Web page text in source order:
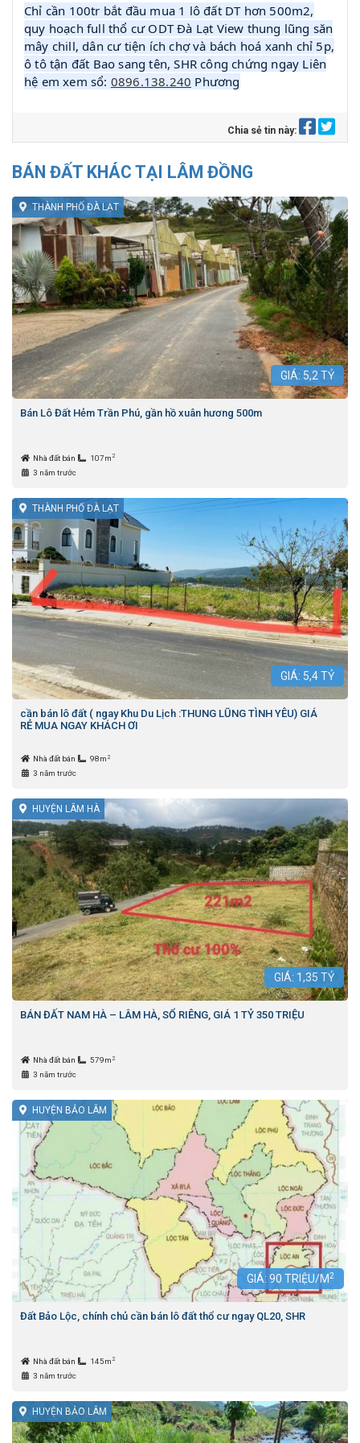
Chỉ cần 100tr bắt đầu mua 1 lô đất DT hơn 500m2,
quy hoạch full thổ cư ODT Đà Lạt View thung lũng săn
mây chill, dân cư tiện ích chợ và bách hoá xanh chỉ 5p,
ô tô tận đất Bao sang tên, SHR công chứng ngay Liên
hệ em xem sổ: 0896.138.240 Phương
Chia sẻ tin này:
BÁN ĐẤT KHÁC TẠI LÂM ĐỒNG
THÀNH PHỐ ĐÀ LẠT
GIÁ: 5,2 TỶ
Bán Lô Đất Hẻm Trần Phú, gần hồ xuân hương 500m
Nhà đất bán 107m 2
3 năm trước
THÀNH PHỐ ĐÀ LẠT
GIÁ: 5,4TỶ
cần bán lô đất ( ngay Khu Du Lịch :THUNG LŨNG TÌNH YÊU) GIÁ
RẺ MUA NGAY KHÁCH ƠI
Nhà đất bán 98m 2
3 năm trước
HUYỆN LÂM HÀ
GIÁ: 1,35 TỶ
BÁN ĐẤT NAM HÀ – LÂM HÀ, SỔ RIÊNG, GIÁ 1 TỶ 350 TRIỆU
Nhà đất bán 579m 2
3 năm trước
HUYỆN BẢO LÂM
GIÁ: 90 TRIỆU/M2
Đất Bảo Lộc, chính chủ cần bán lô đất thổ cư ngay QL20, SHR
Nhà đất bán 145m 2
3 năm trước
HUYỆN BẢO LÂM